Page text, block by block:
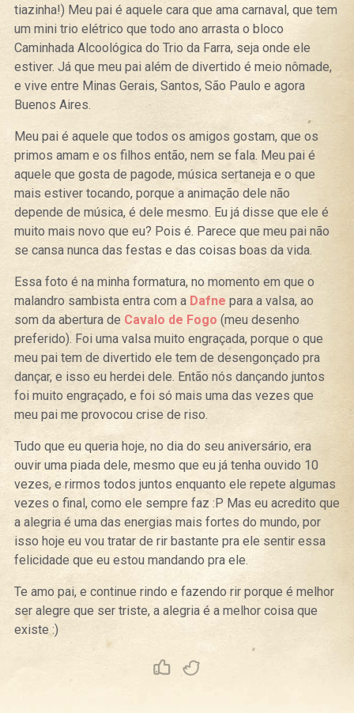
tiazinha!) Meu pai é aquele cara que ama carnaval, que tem
um mini trio elétrico que todo ano arrasta o bloco
Caminhada Alcoológica do Trio da Farra, seja onde ele
estiver. Já que meu pai além de divertido é meio nômade,
e vive entre Minas Gerais, Santos, São Paulo e agora
Buenos Aires.
Meu pai é aquele que todos os amigos gostam, que os
primos amam e os filhos então, nem se fala. Meu pai é
aquele que gosta de pagode, música sertaneja e o que
mais estiver tocando, porque a animação dele não
depende de música, é dele mesmo. Eu já disse que ele é
muito mais novo que eu? Pois é. Parece que meu pai não
se cansa nunca das festas e das coisas boas da vida.
Essa foto é na minha formatura, no momento em que o
malandro sambista entra com a Dafne para a valsa, ao
som da abertura de Cavalo de Fogo (meu desenho
preferido). Foi uma valsa muito engraçada, porque o que
meu pai tem de divertido ele tem de desengonçado pra
dançar, e isso eu herdei dele. Então nós dançando juntos
foi muito engraçado, e foi só mais uma das vezes que
meu pai me provocou crise de riso.
Tudo que eu queria hoje, no dia do seu aniversário, era
ouvir uma piada dele, mesmo que eu já tenha ouvido 10
vezes, e rirmos todos juntos enquanto ele repete algumas
vezes o final, como ele sempre faz :P Mas eu acredito que
a alegria é uma das energias mais fortes do mundo, por
isso hoje eu vou tratar de rir bastante pra ele sentir essa
felicidade que eu estou mandando pra ele.
Te amo pai, e continue rindo e fazendo rir porque é melhor
ser alegre que ser triste, a alegria é a melhor coisa que
existe :)
Curtir